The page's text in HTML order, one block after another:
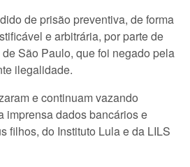
de prisão preventiva, de forma
e arbitrária, por parte de
São Paulo, que foi negado pela
ilegalidade.
e continuam vazando
imprensa dados bancários e
filhos, do Instituto Lula e da LILS